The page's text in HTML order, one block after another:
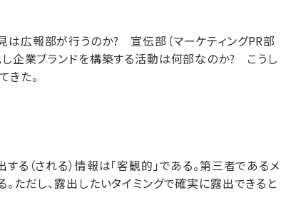
広報部が行うのか? 宣伝部（マーケティングPR部
企業ブランドを構築する活動は何部なのか? こうし
た。
る（される）情報は「客観的」である。第三者であるメ
ただし、露出したいタイミングで確実に露出できると